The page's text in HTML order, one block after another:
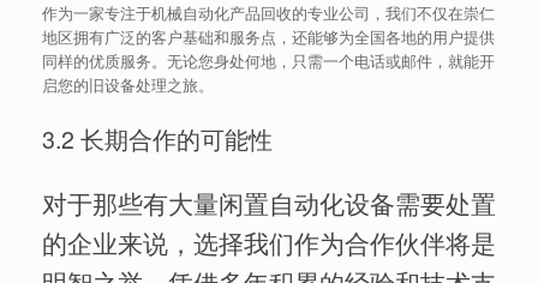
作为一家专注于机械自动化产品回收的专业公司，我们不仅在崇仁
地区拥有广泛的客户基础和服务点，还能够为全国各地的用户提供
同样的优质服务。无论您身处何地，只需一个电话或邮件，就能开
启您的旧设备处理之旅。
3.2 长期合作的可能性
对于那些有大量闲置自动化设备需要处置
的企业来说，选择我们作为合作伙伴将是